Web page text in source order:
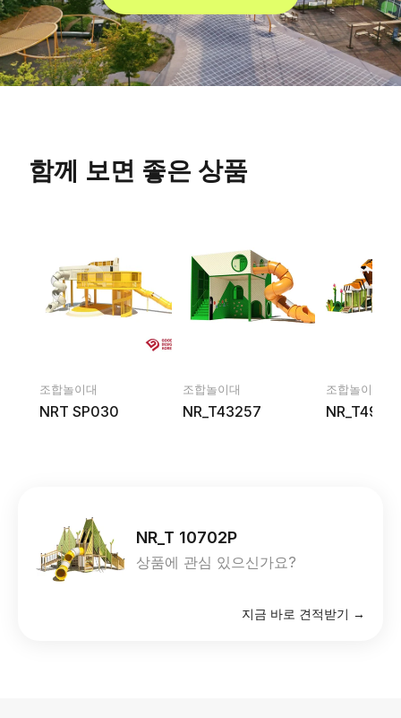
함께 보면 좋은 상품
조합놀이대
NRT SP030
조합놀이대
NR_T43257
조합놀이대
NR_T 10702P
상품에 관심 있으신가요?
지금 바로 견적받기 →